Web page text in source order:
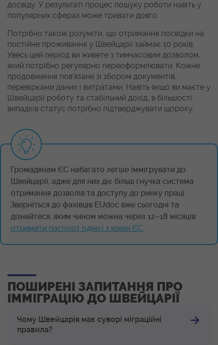
досвіду. У результаті процес пошуку роботи навіть у
популярних сферах може тривати довго.
Потрібно також розуміти, що отримання посвідки на
постійне проживання у Швейцарії займає 10 років.
Увесь цей період ви живете з тимчасовим дозволом,
який потрібно регулярно переоформлювати. Кожне
продовження пов’язане зі збором документів,
перевірками даних і витратами. Навіть якщо ви маєте у
Швейцарії роботу та стабільний дохід, в більшості
випадків статус потрібно підтверджувати щороку.
Громадянам ЄС набагато легше іммігрувати до
Швейцарії, адже для них діє більш гнучка система
отримання дозволів та доступу до ринку праці.
Зверніться до фахівців EUdoc вже сьогодні та
дізнайтеся, яким чином можна через 12–18 місяців
отримати паспорт однієї з країн ЄС.
ПОШИРЕНІ ЗАПИТАННЯ ПРО
ІММІГРАЦІЮ ДО ШВЕЙЦАРІЇ
Чому Швейцарія має суворі міграційні
правила?